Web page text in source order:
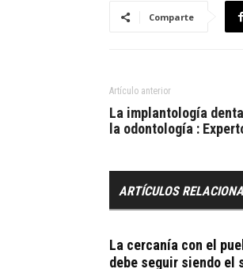
Comparte
Artículo anterior
La implantología
la odontología :
ARTÍCULOS
La cercanía con el
debe seguir siendo el